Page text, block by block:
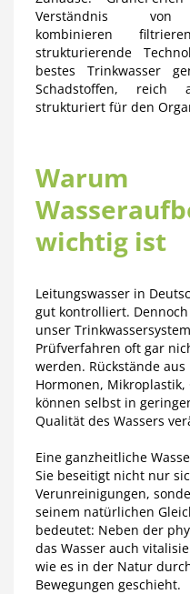
Verständnis
kombinieren
strukturierende
bestes Trinkwasser
Schadstoffen,
strukturiert für den
Warum
wichtig ist
Leitungswasser in
gut kontrolliert.
unser
Prüfverfahren oft gar
werden. Rückstände
Hormonen,
können selbst in
Qualität des Wassers
Eine ganzheitliche
Sie beseitigt nicht nur
Verunreinigungen,
seinem natürlichen
bedeutet: Neben der
das Wasser auch
wie es in der Natur
Bewegungen geschieht.